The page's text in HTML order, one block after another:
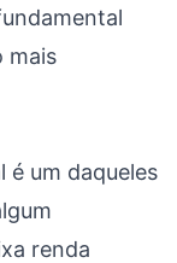
mais
é um daqueles
renda